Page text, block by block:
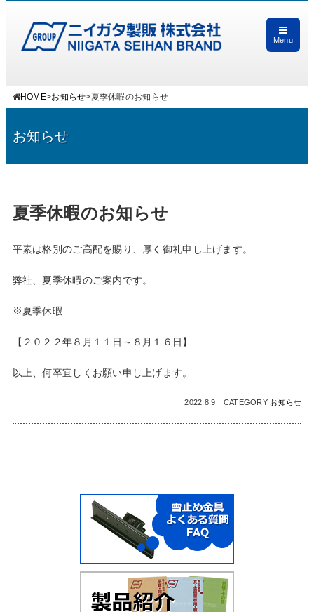
Menu
HOME>お知らせ>夏季休暇のお知らせ
お知らせ
夏季休暇のお知らせ
平素は格別のご高配を賜り、厚く御礼申し上げます。
弊社、夏季休暇のご案内です。
※夏季休暇
【２０２２年８月１１日～８月１６日】
以上、何卒宜しくお願い申し上げます。
2022.8.9 ｜ CATEGORY お知らせ